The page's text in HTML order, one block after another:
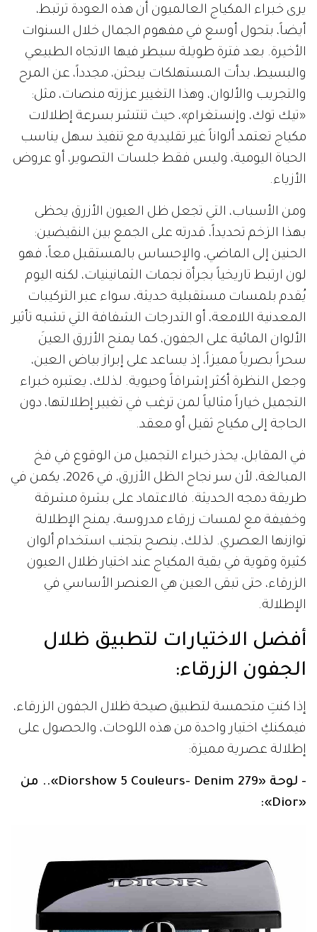
يرى خبراء المكياج العالميون أن هذه العودة ترتبط،
أيضاً، بتحول أوسع في مفهوم الجمال خلال السنوات
الأخيرة. بعد فترة طويلة سيطر فيها الاتجاه الطبيعي
والبسيط، بدأت المستهلكات يبحثن، مجدداً، عن المرح
والتجريب والألوان، وهذا التغيير عززته منصات، مثل:
«تيك توك، وإنستغرام»، حيث تنتشر بسرعة إطلالات
مكياج تعتمد ألواناً غير تقليدية مع تنفيذ سهل يناسب
الحياة اليومية، وليس فقط جلسات التصوير، أو عروض
الأزياء.
ومن الأسباب، التي تجعل ظل العيون الأزرق يحظى
بهذا الزخم تحديداً، قدرته على الجمع بين النقيضين:
الحنين إلى الماضي، والإحساس بالمستقبل معاً، فهو
لون ارتبط تاريخياً بجرأة نجمات الثمانينيات، لكنه اليوم
يُقدم بلمسات مستقبلية حديثة، سواء عبر التركيبات
المعدنية اللامعة، أو التدرجات الشفافة التي تشبه تأثير
الألوان المائية على الجفون، كما يمنح الأزرق العينَ
سحراً بصرياً مميزاً، إذ يساعد على إبراز بياض العين،
وجعل النظرة أكثر إشراقاً وحيوية. لذلك، يعتبره خبراء
التجميل خياراً مثالياً لمن ترغب في تغيير إطلالتها، دون
الحاجة إلى مكياج ثقيل أو معقد.
في المقابل، يحذر خبراء التجميل من الوقوع في فخ
المبالغة، لأن سر نجاح الظل الأزرق، في 2026، يكمن في
طريقة دمجه الحديثة. فالاعتماد على بشرة مشرقة
وخفيفة مع لمسات زرقاء مدروسة، يمنح الإطلالة
توازنها العصري. لذلك، ينصح بتجنب استخدام ألوان
كثيرة وقوية في بقية المكياج عند اختيار ظلال العيون
الزرقاء، حتى تبقى العين هي العنصر الأساسي في
الإطلالة.
أفضل الاختيارات لتطبيق ظلال
الجفون الزرقاء:
إذا كنتِ متحمسة لتطبيق صيحة ظلال الجفون الزرقاء،
فيمكنكِ اختيار واحدة من هذه اللوحات، والحصول على
إطلالة عصرية مميزة:
- لوحة «Diorshow 5 Couleurs- Denim 279».. من
«Dior»: